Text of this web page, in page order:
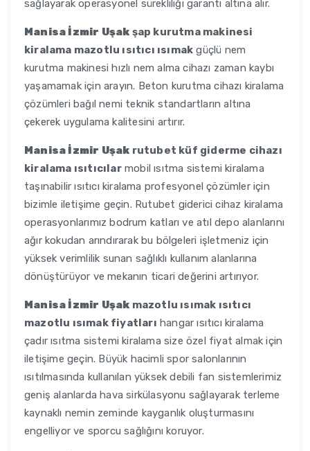
sağlayarak operasyonel sürekliliği garanti altına alır.
Manisa İzmir Uşak şap kurutma makinesi
kiralama mazotlu ısıtıcı ısımak güçlü nem
kurutma makinesi hızlı nem alma cihazı zaman kaybı
yaşamamak için arayın. Beton kurutma cihazı kiralama
çözümleri bağıl nemi teknik standartların altına
çekerek uygulama kalitesini artırır.
Manisa İzmir Uşak rutubet küf giderme cihazı
kiralama ısıtıcılarmobil ısıtma sistemi kiralama
taşınabilir ısıtıcı kiralama profesyonel çözümler için
bizimle iletişime geçin. Rutubet giderici cihaz kiralama
operasyonlarımız bodrum katları ve atıl depo alanlarını
ağır kokudan arındırarak bu bölgeleri işletmeniz için
yüksek verimlilik sunan sağlıklı kullanım alanlarına
dönüştürüyor ve mekanın ticari değerini artırıyor.
Manisa İzmir Uşak mazotlu ısımak ısıtıcı
mazotlu ısımak fiyatları hangar ısıtıcı kiralama
çadır ısıtma sistemi kiralama size özel fiyat almak için
iletişime geçin. Büyük hacimli spor salonlarının
ısıtılmasında kullanılan yüksek debili fan sistemlerimiz
geniş alanlarda hava sirkülasyonu sağlayarak terleme
kaynaklı nemin zeminde kayganlık oluşturmasını
engelliyor ve sporcu sağlığını koruyor.